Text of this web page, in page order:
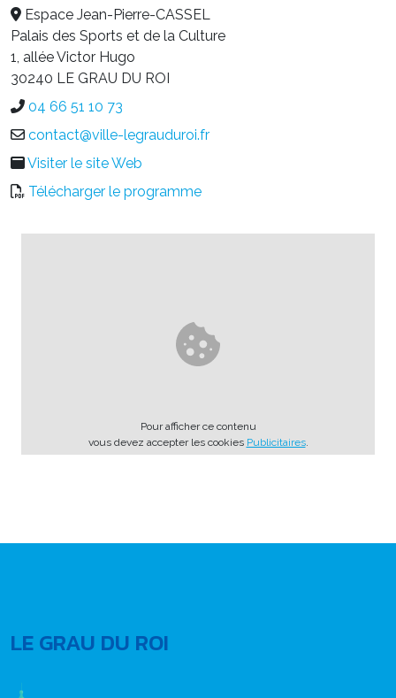
Espace Jean-Pierre-CASSEL
Palais des Sports et de la Culture
1, allée Victor Hugo
30240 LE GRAU DU ROI
04 66 51 10 73
contact@ville-legrauduroi.fr
Visiter le site Web
Télécharger le programme
Pour afficher ce contenu
vous devez accepter les cookies Publicitaires.
LE GRAU DU ROI